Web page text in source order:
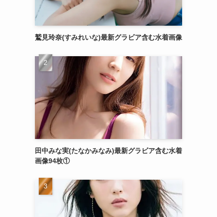
鷲見玲奈(すみれいな)最新グラビア含む水着画像
田中みな実(たなかみなみ)最新グラビア含む水着
画像94枚①